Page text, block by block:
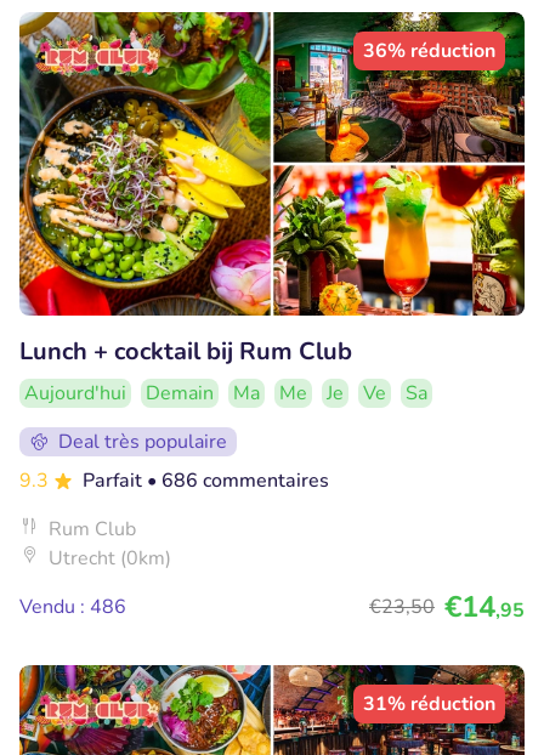
36% réduction
Lunch + cocktail bij Rum Club
Aujourd'hui Demain Ma Me Je Ve
Sa
Deal très populaire
9.3
Parfait • 686 commentaires
Rum Club
Utrecht (0km)
Vendu : 486
€23,50 €14,95
31% réduction